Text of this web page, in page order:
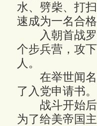
水、劈柴、打
速成为一名合
入朝首战罗
个步兵营，攻
人。
在举世闻名
了入党申请书。
战斗开始后
为了给美帝国